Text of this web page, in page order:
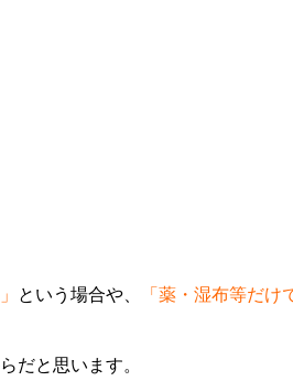
という場合や、
「薬・湿布等だ
だと思います。